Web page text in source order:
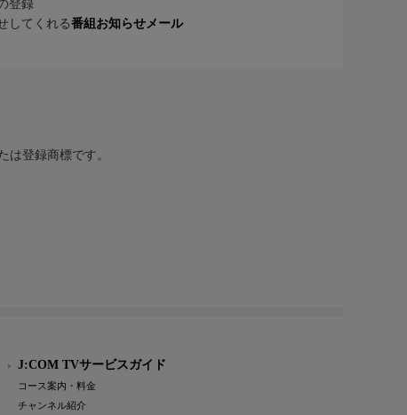
登録
してくれる番組お知らせメール
は登録商標です。
J:COM TVサービスガイド
コース案内・料金
チャンネル紹介